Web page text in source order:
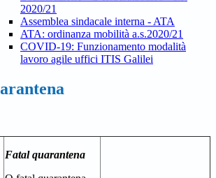
2020/21
Assemblea sindacale interna - ATA
ATA: ordinanza mobilità a.s.2020/21
COVID-19: Funzionamento modalità
lavoro agile uffici ITIS Galilei
Fatal quarantena